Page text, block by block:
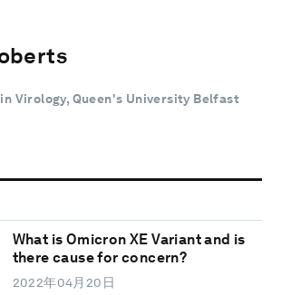
Virology, Queen's University Belfast
What is Omicron XE Variant and is
there cause for concern?
2022年04月20日